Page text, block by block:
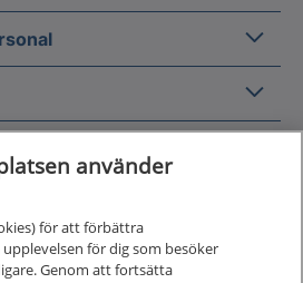
Om
Digital
Till startsidan för 1177 för
använder
för att förbättra
för dig som besöker
Genom att fortsätta